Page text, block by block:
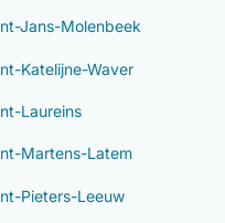
Jans-Molenbeek
Katelijne-Waver
Laureins
Martens-Latem
Pieters-Leeuw